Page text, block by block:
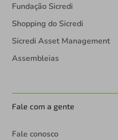
Fundação Sicredi
Shopping do Sicredi
Sicredi Asset Management
Assembleias
Fale com a gente
Fale conosco